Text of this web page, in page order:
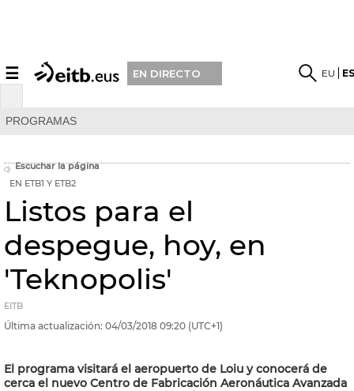
☰ EN DIRECTO EU
PROGRAMAS
Escuchar la página
EN ETB1 Y ETB2
Listos para el
despegue, hoy, en
'Teknopolis'
EITB
Última actualización: 04/03/2018 09:20 (UTC+1)
El programa visitará el aeropuerto de Loiu y conocerá de
cerca el nuevo Centro de Fabricación Aeronáutica Avanzada